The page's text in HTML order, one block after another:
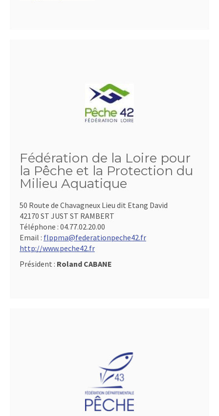
Fédération de la Loire pour
la Pêche et la Protection du
Milieu Aquatique
50 Route de Chavagneux Lieu dit Etang David
42170 ST JUST ST RAMBERT
Téléphone : 04.77.02.20.00
Email : flppma@federationpeche42.fr
http://www.peche42.fr
Président : Roland CABANE